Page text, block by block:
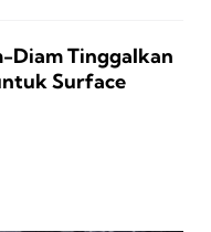
Diam Tinggalkan
Surface